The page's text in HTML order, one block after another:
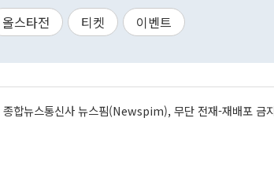
올스타전 티켓 이벤트
합뉴스통신사 뉴스핌(Newspim), 무단 전재-재배포 금